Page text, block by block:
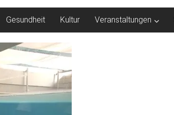
Gesundheit Kultur Veranstaltungen